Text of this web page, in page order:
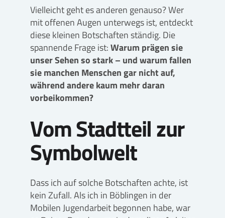
Vielleicht geht es anderen genauso? Wer
mit offenen Augen unterwegs ist, entdeckt
diese kleinen Botschaften ständig. Die
spannende Frage ist:Warum prägen sie
unser Sehen so stark – und warum fallen
sie manchen Menschen gar nicht auf,
während andere kaum mehr daran
vorbeikommen?
Vom Stadtteil zur
Symbolwelt
Dass ich auf solche Botschaften achte, ist
kein Zufall. Als ich in Böblingen in der
Mobilen Jugendarbeit begonnen habe, war